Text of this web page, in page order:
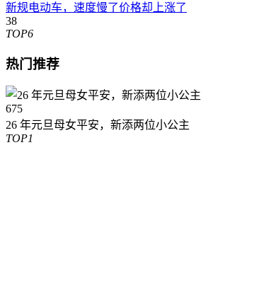
新规电动车，速度慢了价格却上涨了
38
TOP6
热门推荐
675
26 年元旦母女平安，新添两位小公主
TOP1